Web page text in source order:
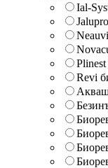
Ial-
Revi